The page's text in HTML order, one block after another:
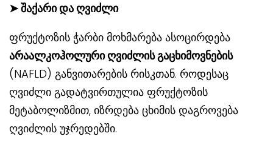
➤შაქარი და ღვიძლი
ფრუქტოზის ჭარბი მოხმარება ასოცირდება
არაალკოჰოლური ღვიძლის გაცხიმოვნების
(NAFLD) განვითარების რისკთან. როდესაც
ღვიძლი გადატვირთულია ფრუქტოზის
მეტაბოლიზმით, იზრდება ცხიმის დაგროვება
ღვიძლის უჯრედებში.